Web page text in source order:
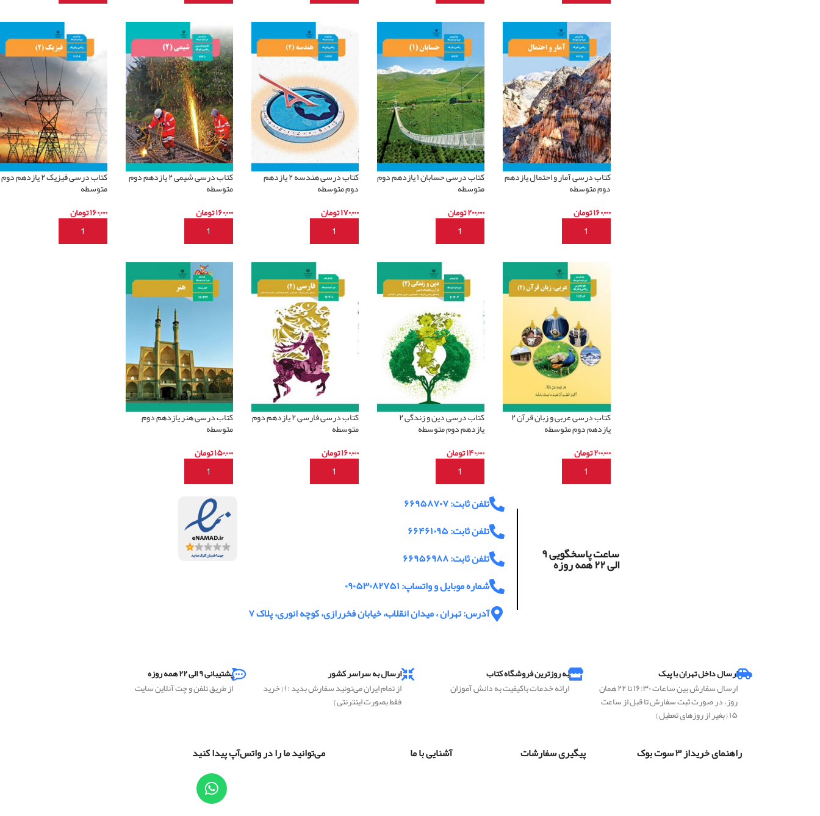
کتاب درسی آمار و احتمال یازدهم
دوم متوسطه
۱۶۰,۰۰۰تومان
افزودن به سبد خرید
کتاب درسی حسابان ۱ یازدهم دوم
متوسطه
۲۰۰,۰۰۰تومان
افزودن به سبد خرید
کتاب درسی هندسه ۲ یازدهم
دوم متوسطه
۱۷۰,۰۰۰تومان
افزودن به سبد خرید
کتاب درسی شیمی ۲ یازدهم دوم
متوسطه
۱۶۰,۰۰۰تومان
افزودن به سبد خرید
کتاب درسی فیزیک ۲ یازدهم دوم
متوسطه
۱۶۰,۰۰۰تومان
افزودن به سبد خرید
کتاب درسی عربی و زبان قرآن ۲
یازدهم دوم متوسطه
۲۰۰,۰۰۰تومان
افزودن به سبد خرید
کتاب درسی دین و زندگی ۲
یازدهم دوم متوسطه
۱۴۰,۰۰۰تومان
افزودن به سبد خرید
کتاب درسی فارسی ۲ یازدهم دوم
متوسطه
۱۶۰,۰۰۰تومان
افزودن به سبد خرید
کتاب درسی هنر یازدهم دوم
متوسطه
۱۵۰,۰۰۰تومان
افزودن به سبد خرید
ساعت پاسخگویی ۹ الی ۲۲ همه روزه
تلفن ثابت: ۶۶۹۵۸۷۰۷
تلفن ثابت: ۶۶۴۶۱۰۹۵
تلفن ثابت: ۶۶۹۵۶۹۸۸
شماره موبایل و واتساپ: ۰۹۰۵۳۰۸۲۷۵۱
آدرس: تهران ، میدان انقلاب، خیابان فخررازی، کوچه انوری، پلاک ۷
ارسال داخل تهران با پیک
ارسال سفارش بین ساعات ۱۶:۳۰ تا ۲۲ همان
روز، در صورت ثبت سفارش تا قبل از ساعت
۱۵ { بغیر از روزهای تعطیل }
به روزترین فروشگاه کتاب
ارائه خدمات باکیفیت به دانش آموزان
ارسال به سراسر کشور
از تمام ایران می‌تونید سفارش بدید :) { خرید
فقط بصورت اینترنتی }
پشتیبانی ۹ الی ۲۲ همه روزه
از طریق تلفن و چت آنلاین سایت
راهنمای خریداز ۳ سوت بوک پیگیری سفارشات آشنایی با ما می‌توانید ما را در واتس‌آپ پیدا کنید